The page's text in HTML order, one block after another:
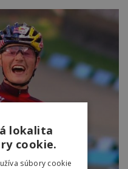
lokalita
cookie.
súbory cookie